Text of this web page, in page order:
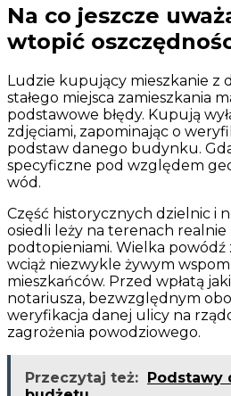
Na co jeszcze
wtopić
Ludzie kupujący mieszkanie z
stałego miejsca zamieszkania
podstawowe błędy. Kupują
zdjęciami, zapominając o
podstaw danego budynku.
specyficzne pod względem
wód.
Część historycznych dzielnic i
osiedli leży na terenach
podtopieniami. Wielka powódź
wciąż niezwykle żywym
mieszkańców. Przed wpłatą
notariusza, bezwzględnym
weryfikacja danej ulicy na
zagrożenia powodziowego.
Przeczytaj też: Podstawy